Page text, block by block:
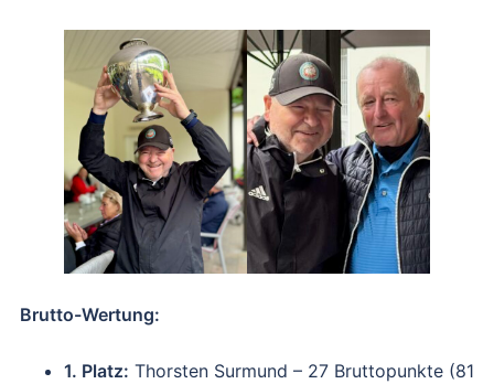
Brutto-Wertung:
1. Platz: Thorsten Surmund – 27 Bruttopunkte (81